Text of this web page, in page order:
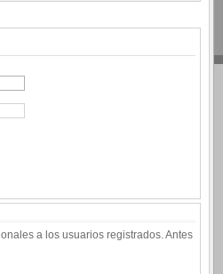
a los usuarios registrados. Antes